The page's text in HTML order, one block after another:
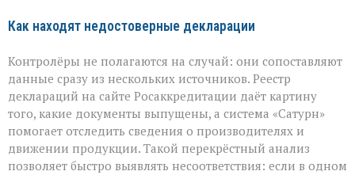
Как находят недостоверные декларации
Контролёры не полагаются на случай: они сопоставляют
данные сразу из нескольких источников. Реестр
деклараций на сайте Росаккредитации даёт картину
того, какие документы выпущены, а система «Сатурн»
помогает отследить сведения о производителях и
движении продукции. Такой перекрёстный анализ
позволяет быстро выявлять несоответствия: если в одном